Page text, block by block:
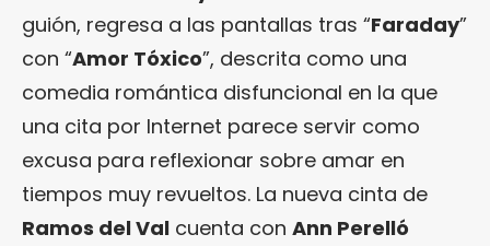
guión, regresa a las pantallas tras “Faraday”
con “Amor Tóxico”, descrita como una
comedia romántica disfuncional en la que
una cita por Internet parece servir como
excusa para reflexionar sobre amar en
tiempos muy revueltos. La nueva cinta de
Ramos del Val cuenta con Ann Perelló